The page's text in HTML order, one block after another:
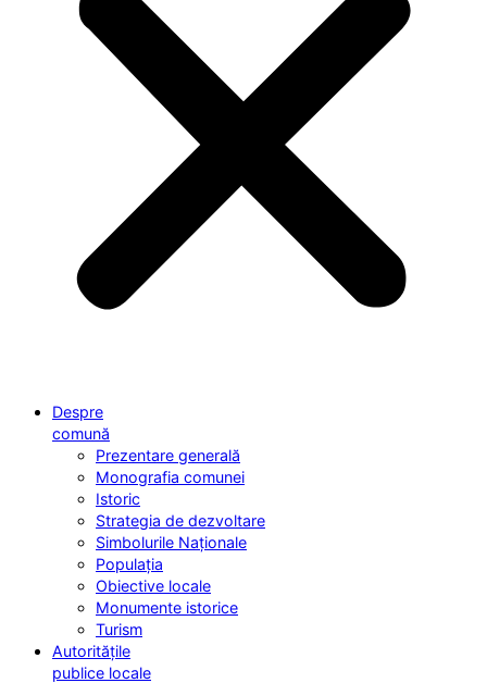
Despre
comună
Prezentare generală
Monografia comunei
Istoric
Strategia de dezvoltare
Simbolurile Naționale
Populația
Obiective locale
Monumente istorice
Turism
Autoritățile
publice locale